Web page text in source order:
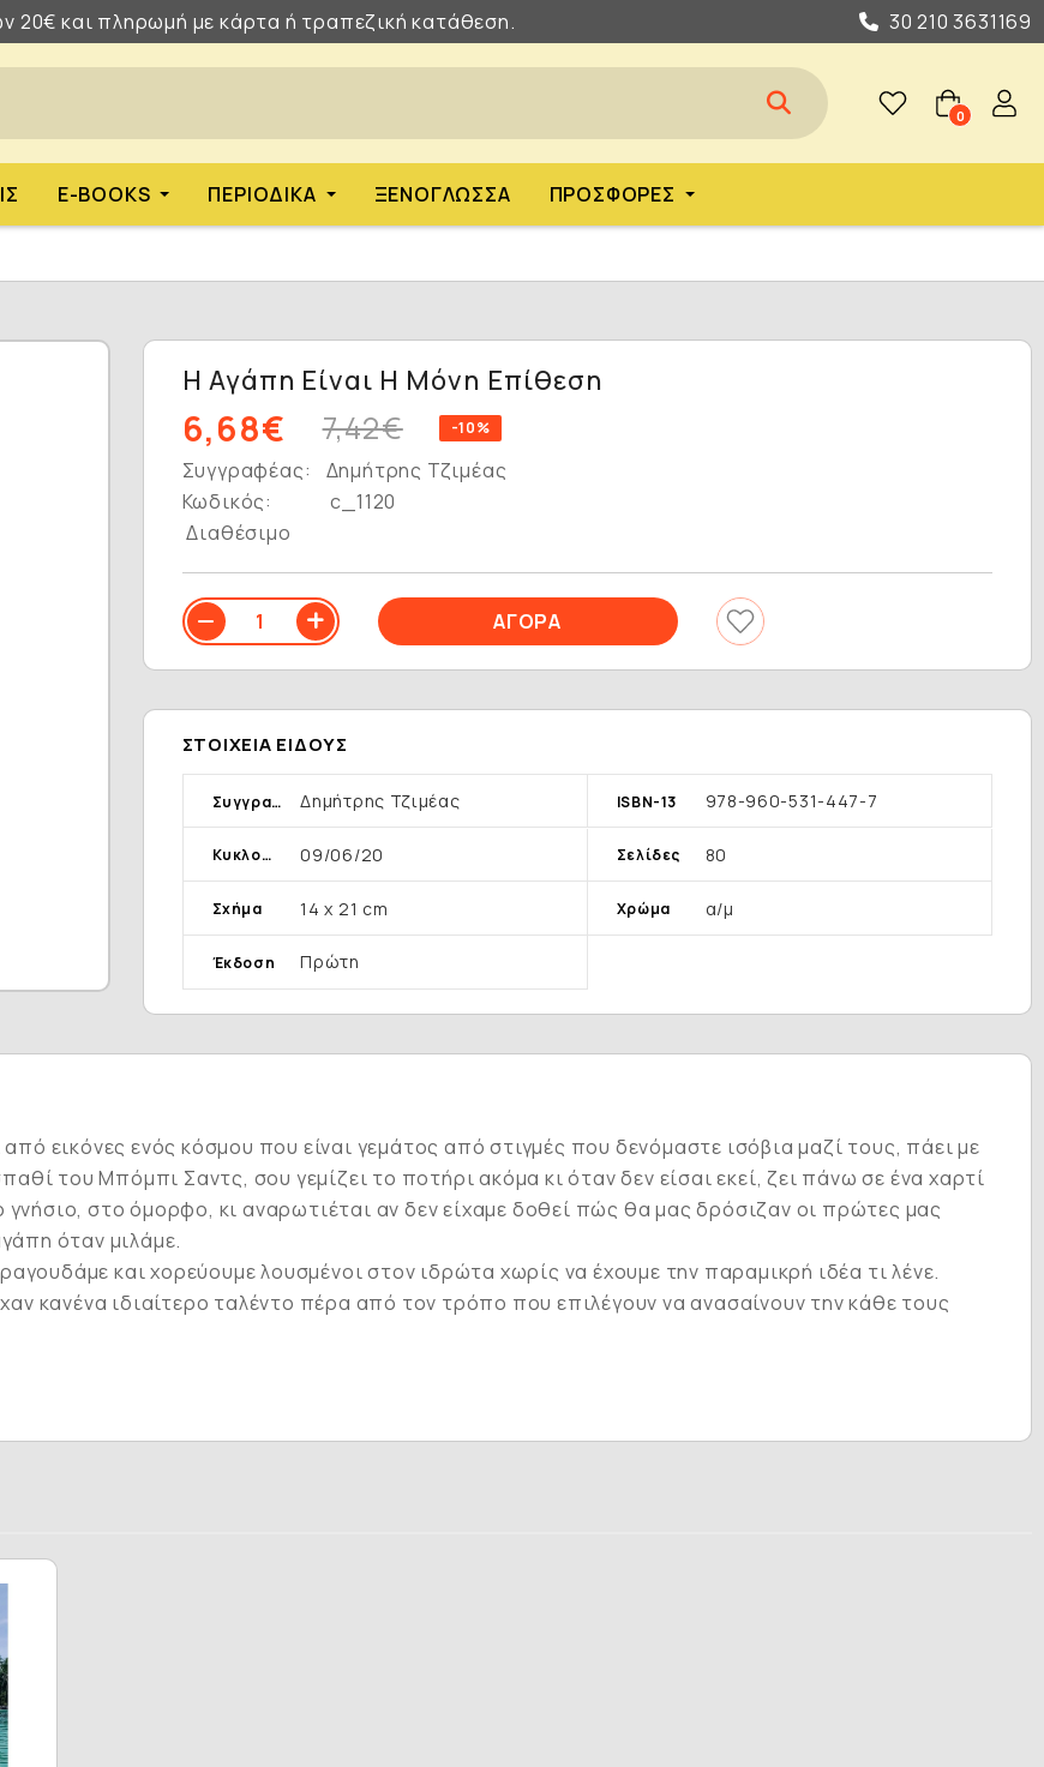
20€ και πληρωμή με κάρτα ή τραπεζική κατάθεση. 30 210 3631169
0
E-BOOKS ΠΕΡΙΟΔΙΚΆ ΞΕΝΌΓΛΩΣΣΑ ΠΡΟΣΦΟΡΈΣ
Η Αγάπη Είναι Η Μόνη Επίθεση
6,68€ 7,42€ -10%
Συγγραφέας:
Δημήτρης Τζιμέας
Κωδικός:
c_1120
Διαθέσιμο
ΣΤΟΙΧΕΊΑ ΕΊΔΟΥΣ
Συγγραφέας Δημήτρης Τζιμέας ISBN-13 978-960-531-447-7
Κυκλοφορία 09/06/20 Σελίδες 80
Σχήμα 14 x 21 cm Χρώμα α/μ
Έκδοση Πρώτη
από εικόνες ενός κόσμου που είναι γεμάτος από στιγμές που δενόμαστε ισόβια μαζί τους, πάει με
του Μπόμπι Σαντς, σου γεμίζει το ποτήρι ακόμα κι όταν δεν είσαι εκεί, ζει πάνω σε ένα χαρτί
γνήσιο, στο όμορφο, κι αναρωτιέται αν δεν είχαμε δοθεί πώς θα μας δρόσιζαν οι πρώτες μας
όταν μιλάμε.
και χορεύουμε λουσμένοι στον ιδρώτα χωρίς να έχουμε την παραμικρή ιδέα τι λένε.
κανένα ιδιαίτερο ταλέντο πέρα από τον τρόπο που επιλέγουν να ανασαίνουν την κάθε τους